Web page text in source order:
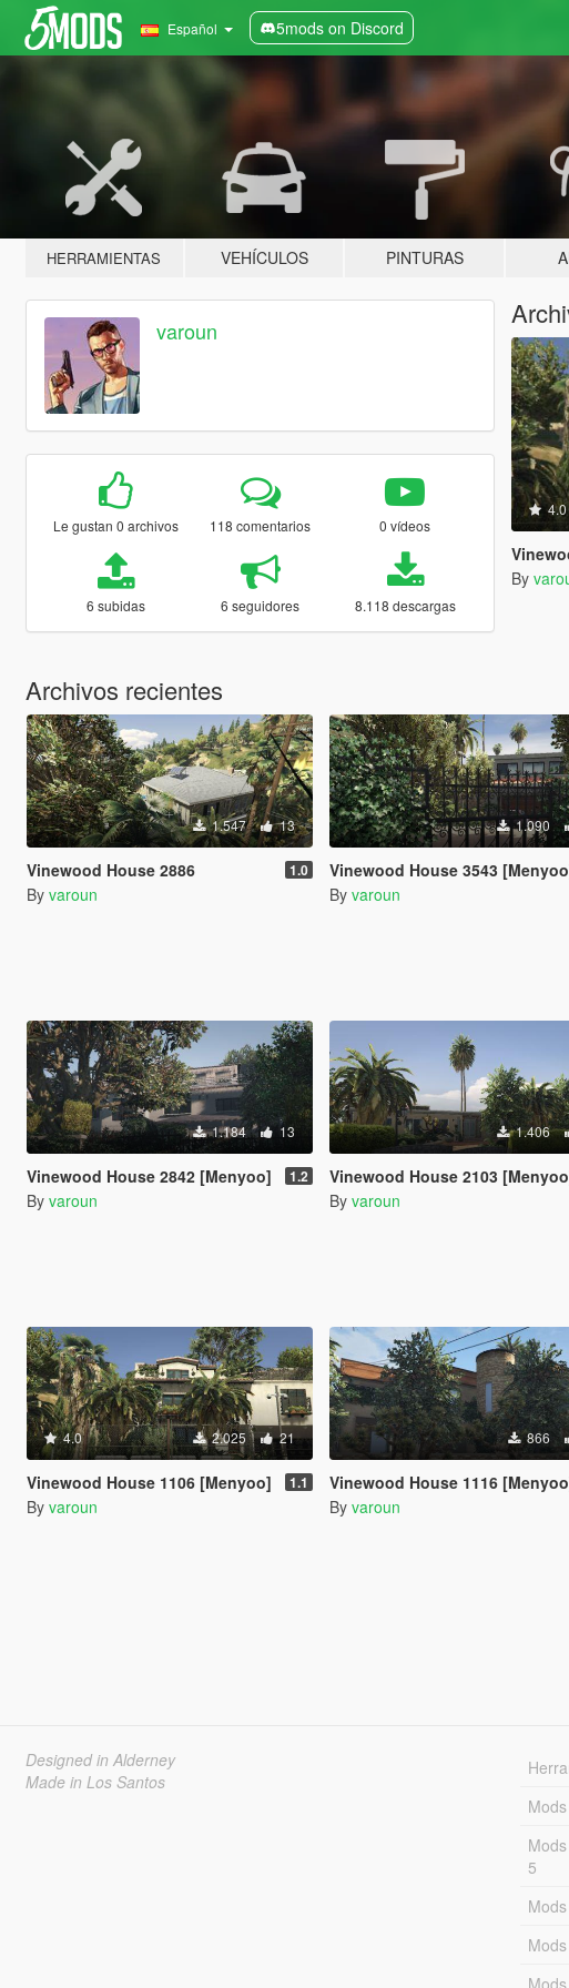
Español 5mods on Discord
HERRAMIENTAS VEHÍCULOS PINTURAS
varoun
Le gustan 0 archivos 118 comentarios 0 vídeos
6 subidas 6 seguidores 8.118 descargas
4.0
By
Archivos recientes
1.547 13
Vinewood House 2886 1.0
By varoun
1.090
Vinewood House 3543
By varoun
1.184 13
Vinewood House 2842 [Menyoo] 1.2
By varoun
1.406
Vinewood House 2103
By varoun
4.0 2.025 21
Vinewood House 1106 [Menyoo] 1.1
By varoun
866
Vinewood House 1116
By varoun
Designed in Alderney
Made in Los Santos
5